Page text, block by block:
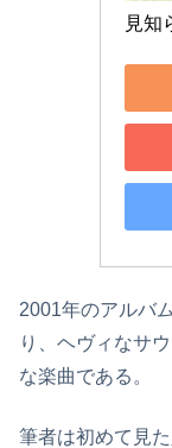
見知
2001年のアルバ
り、ヘヴィなサ
な楽曲である。
筆者は初めて見